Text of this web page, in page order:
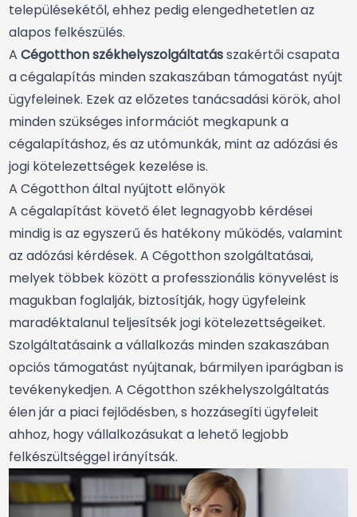
településekétől, ehhez pedig elengedhetetlen az
alapos felkészülés.
A Cégotthon székhelyszolgáltatásszakértői csapata
a cégalapítás minden szakaszában támogatást nyújt
ügyfeleinek. Ezek az előzetes tanácsadási körök, ahol
minden szükséges információt megkapunk a
cégalapításhoz, és az utómunkák, mint az adózási és
jogi kötelezettségek kezelése is.
A Cégotthon által nyújtott előnyök
A cégalapítást követő élet legnagyobb kérdései
mindig is az egyszerű és hatékony működés, valamint
az adózási kérdések. A Cégotthon szolgáltatásai,
melyek többek között a professzionális könyvelést is
magukban foglalják, biztosítják, hogy ügyfeleink
maradéktalanul teljesítsék jogi kötelezettségeiket.
Szolgáltatásaink a vállalkozás minden szakaszában
opciós támogatást nyújtanak, bármilyen iparágban is
tevékenykedjen. A Cégotthon székhelyszolgáltatás
élen jár a piaci fejlődésben, s hozzásegíti ügyfeleit
ahhoz, hogy vállalkozásukat a lehető legjobb
felkészültséggel irányítsák.